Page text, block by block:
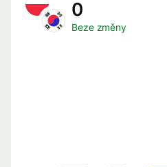
0
Beze změny